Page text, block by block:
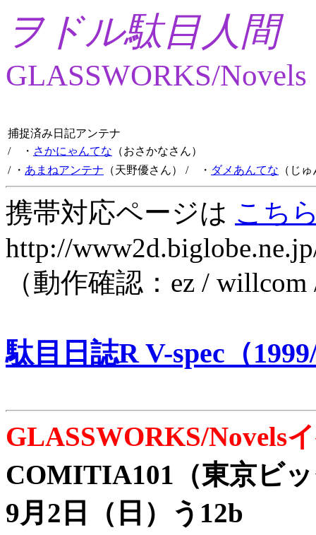
ヲドル駄目人間
GLASSWORKS/Novels
捕捉済み日記アンテナ
/ ・ さかにゃんてな （おさかなさん）
/ ・ あまねアンテナ （天野優さん） / ・ ダメあんてな （じ
携帯対応ページは こち
http://
（動作確認：ez /
駄目日誌R V-spec（
GLASSWORKS/Novels
COMITIA101（東京ビ
9月2日（日）う12b